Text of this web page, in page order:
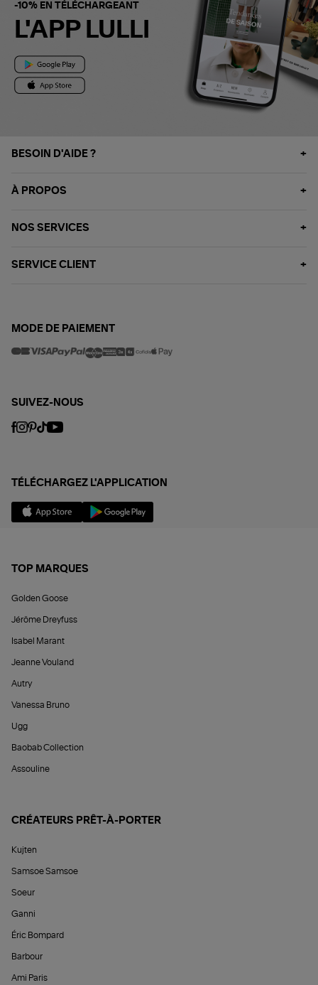
-10% EN TÉLÉCHARGEANT
L'APP LULLI
BESOIN D'AIDE ?
À PROPOS
NOS SERVICES
SERVICE CLIENT
MODE DE PAIEMENT
SUIVEZ-NOUS
TÉLÉCHARGEZ L'APPLICATION
TOP MARQUES
Golden Goose
Jérôme Dreyfuss
Isabel Marant
Jeanne Vouland
Autry
Vanessa Bruno
Ugg
Baobab Collection
Assouline
CRÉATEURS PRÊT-À-PORTER
Kujten
Samsoe Samsoe
Soeur
Ganni
Éric Bompard
Barbour
Ami Paris